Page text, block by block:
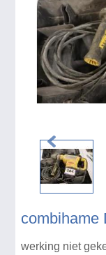
combihame
werking niet